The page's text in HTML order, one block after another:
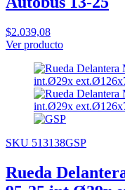
$2.039,08
Ver producto
SKU 513138GSP
Rueda